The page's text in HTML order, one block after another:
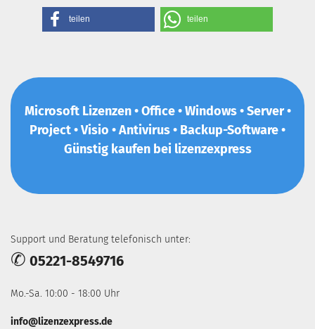
teilen teilen
Microsoft Lizenzen • Office • Windows • Server •
Project • Visio • Antivirus • Backup-Software •
Günstig kaufen bei lizenzexpress
Support und Beratung telefonisch unter:
✆ 05221-8549716
Mo.-Sa. 10:00 - 18:00 Uhr
info@lizenzexpress.de